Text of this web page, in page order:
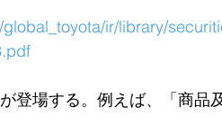
ir/library/
登場する。例えば、「商品